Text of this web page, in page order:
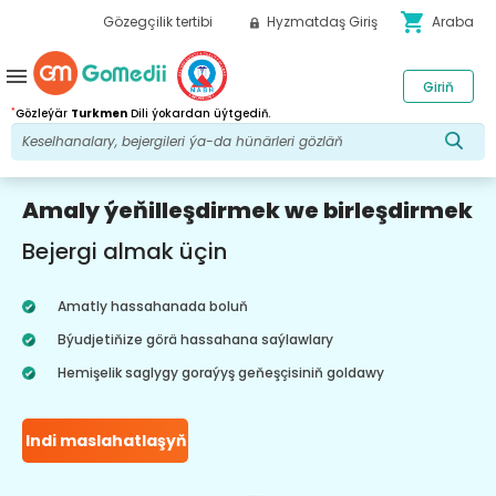
Gözegçilik tertibi Hyzmatdaş Giriş shopping_cart Araba
*Gözleýär Turkmen Dili ýokardan üýtgediň.
Giriň
menu
Amaly ýeňilleşdirmek we birleşdirmek
Bejergi almak üçin
Amatly hassahanada boluň
Býudjetiňize görä hassahana saýlawlary
Hemişelik saglygy goraýyş geňeşçisiniň goldawy
Indi maslahatlaşyň